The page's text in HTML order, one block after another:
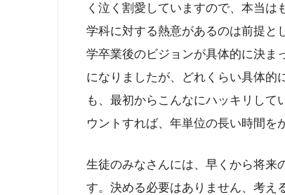
く泣く割愛していますので、本当
学科に対する熱意があるのは前提と
学卒業後のビジョンが具体的に決ま
になりましたが、どれくらい具体的
も、最初からこんなにハッキリして
ウントすれば、年単位の長い時間を
生徒のみなさんには、早くから将来
す。決める必要はありません、考え